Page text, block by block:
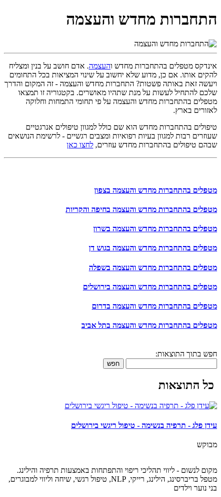
התחברות מחדש והעצמה
אינדקס מטפלים בהתחברות מחדש והעצמה. אדם חושב על בנין ומצליח
להקים אותו. אם כן, מדוע שלא יחשוב על שינוי המציאות בכל התחומים
ויעשה זאת באותה פשטות? התחברות מחדש והעצמה - זה המקום והדרך
שלכם להתחיל לעשות על מנת שתהיו מאושרים. בקטגוריה זו תמצאו
מטפלים בהתחברות מחדש והעצמה על פי תחומי התמחות וחלוקה
לאזורים בארץ.
טיפולים בהתחברות מחדש הוא שם כולל למגוון טיפולים אנרגטיים
שעוזרים רבות למגוון בעיות רפואיות ומצבים רגשיים - לרשימת הנושאים
שבהם טיפולים בהתחברות מחדש עוזרים, לחצו כאן
מטפלים בהתחברות מחדש והעצמה בצפון
מטפלים בהתחברות מחדש והעצמה בחיפה והקריות
מטפלים בהתחברות מחדש והעצמה בשרון
מטפלים בהתחברות מחדש והעצמה בגוש דן
מטפלים בהתחברות מחדש והעצמה בשפלה
מטפלים בהתחברות מחדש והעצמה בירושלים
מטפלים בהתחברות מחדש והעצמה בדרום
מטפלים בהתחברות מחדש והעצמה בתל אביב
חפש בתוך התוצאות:
חפש
כל התוצאות
עידן פלג - תרפיה בנשימה - טיפול ריגשי בירושלים
מבוקש
מקום לנשום - ליווי תהליכי ריפוי והתפתחות באמצעות תרפיה והילינג.
מטפל בריברסינג, הילינג, רייקי, NLP, טיפול רגשי, שיחה וליווי למבוגרים,
בני נוער וילדים